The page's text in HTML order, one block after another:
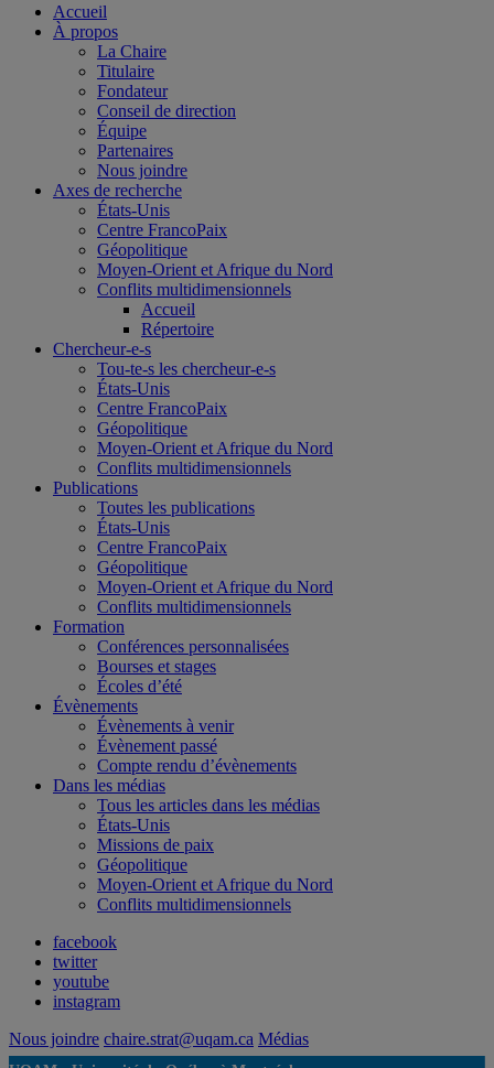
Accueil
À propos
La Chaire
Titulaire
Fondateur
Conseil de direction
Équipe
Partenaires
Nous joindre
Axes de recherche
États-Unis
Centre FrancoPaix
Géopolitique
Moyen-Orient et Afrique du Nord
Conflits multidimensionnels
Accueil
Répertoire
Chercheur-e-s
Tou-te-s les chercheur-e-s
États-Unis
Centre FrancoPaix
Géopolitique
Moyen-Orient et Afrique du Nord
Conflits multidimensionnels
Publications
Toutes les publications
États-Unis
Centre FrancoPaix
Géopolitique
Moyen-Orient et Afrique du Nord
Conflits multidimensionnels
Formation
Conférences personnalisées
Bourses et stages
Écoles d’été
Évènements
Évènements à venir
Évènement passé
Compte rendu d’évènements
Dans les médias
Tous les articles dans les médias
États-Unis
Missions de paix
Géopolitique
Moyen-Orient et Afrique du Nord
Conflits multidimensionnels
facebook
twitter
youtube
instagram
Nous joindre chaire.strat@uqam.ca Médias